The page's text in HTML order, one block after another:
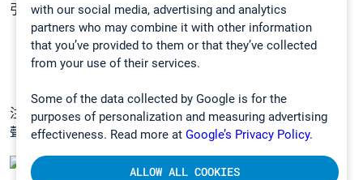
with our social media, advertising and analytics
partners who may combine it with other information
that you’ve provided to them or that they’ve collected
from your use of their services.
Some of the data collected by Google is for the
purposes of personalization and measuring advertising
effectiveness. Read more at Google’s Privacy Policy.
ALLOW ALL COOKIES
引：
如何測量背景
處理殘差警報
注意：這智能手機應用程式只提供資訊，Gasmet 科技公司
聲明不會對於應用這些資訊所造成的損失或毀壞承擔負責。